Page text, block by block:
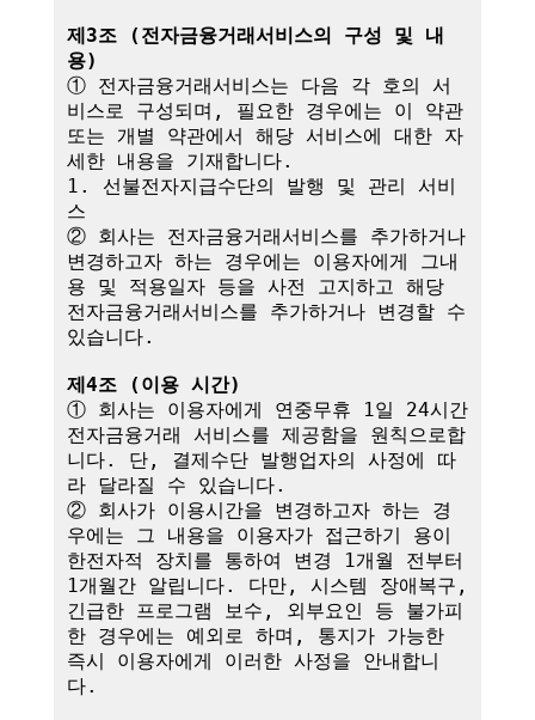
제3조 (전자금융거래서비스의 구성 및 내
용)
① 전자금융거래서비스는 다음 각 호의 서
비스로 구성되며, 필요한 경우에는 이 약관
또는 개별 약관에서 해당 서비스에 대한 자
세한 내용을 기재합니다.
1. 선불전자지급수단의 발행 및 관리 서비
스
② 회사는 전자금융거래서비스를 추가하거나
변경하고자 하는 경우에는 이용자에게 그내
용 및 적용일자 등을 사전 고지하고 해당
전자금융거래서비스를 추가하거나 변경할 수
있습니다.
제4조 (이용 시간)
① 회사는 이용자에게 연중무휴 1일 24시간
전자금융거래 서비스를 제공함을 원칙으로합
니다. 단, 결제수단 발행업자의 사정에 따
라 달라질 수 있습니다.
② 회사가 이용시간을 변경하고자 하는 경
우에는 그 내용을 이용자가 접근하기 용이
한전자적 장치를 통하여 변경 1개월 전부터
1개월간 알립니다. 다만, 시스템 장애복구,
긴급한 프로그램 보수, 외부요인 등 불가피
한 경우에는 예외로 하며, 통지가 가능한
즉시 이용자에게 이러한 사정을 안내합니
다.